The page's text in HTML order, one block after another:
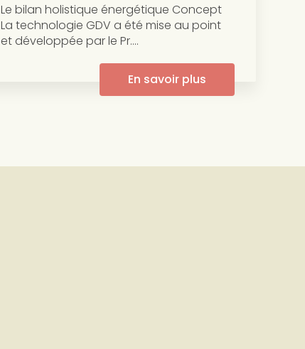
Le bilan holistique énergétique Concept
La technologie GDV a été mise au point
et développée par le Pr....
En savoir plus